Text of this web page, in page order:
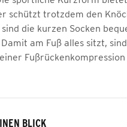
schützt trotzdem den
die kurzen Socken
am Fuß alles sitzt,
Fußrückenkompression
BLICK